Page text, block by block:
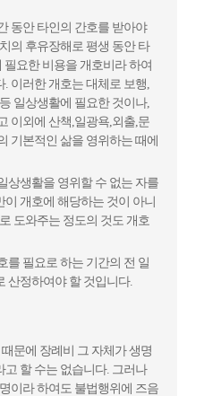
동안 타인의 간호를 받아야
의 후유장해로 평생 동안 타
요한 비용을 개호비라 하여
이러한 개호는 대체로 보행,
일상생활에 필요한 것이나,
이외에 산책,일광욕,외출,문
기본적인 삶을 영위하는 때에
상생활을 영위할 수 없는 자를
개호에 해당하는 것이 아니
도와주는 정도의 것도 개호
를 필요로 하는 기간의 전 일
산정하여야 할 것입니다.
문에 장례비 그 자체가 생명
할 수는 없습니다. 그러나
이라 하여도 불법행위에 즈음